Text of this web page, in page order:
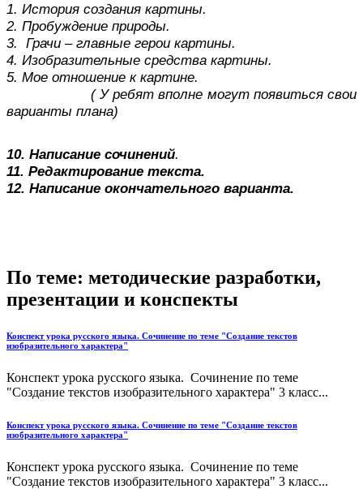
1. История создания картины.
2. Пробуждение природы.
3. Грачи – главные герои картины.
4. Изобразительные средства картины.
5. Мое отношение к картине.
( У ребят вполне могут появиться свои
варианты плана)
10. Написание сочинений.
11. Редактирование текста.
12. Написание окончательного варианта.
По теме: методические разработки,
презентации и конспекты
Конспект урока русского языка. Сочинение по теме "Создание текстов
изобразительного характера"
Конспект урока русского языка. Сочинение по теме
"Создание текстов изобразительного характера" 3 класс...
Конспект урока русского языка. Сочинение по теме "Создание текстов
изобразительного характера"
Конспект урока русского языка. Сочинение по теме
"Создание текстов изобразительного характера" 3 класс...